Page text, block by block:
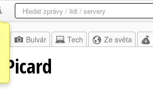
Bulvár Tech Ze světa
Picard